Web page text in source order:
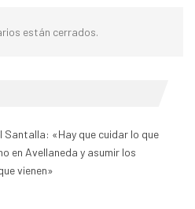
están cerrados.
Santalla: «Hay que cuidar lo que
en Avellaneda y asumir los
vienen»